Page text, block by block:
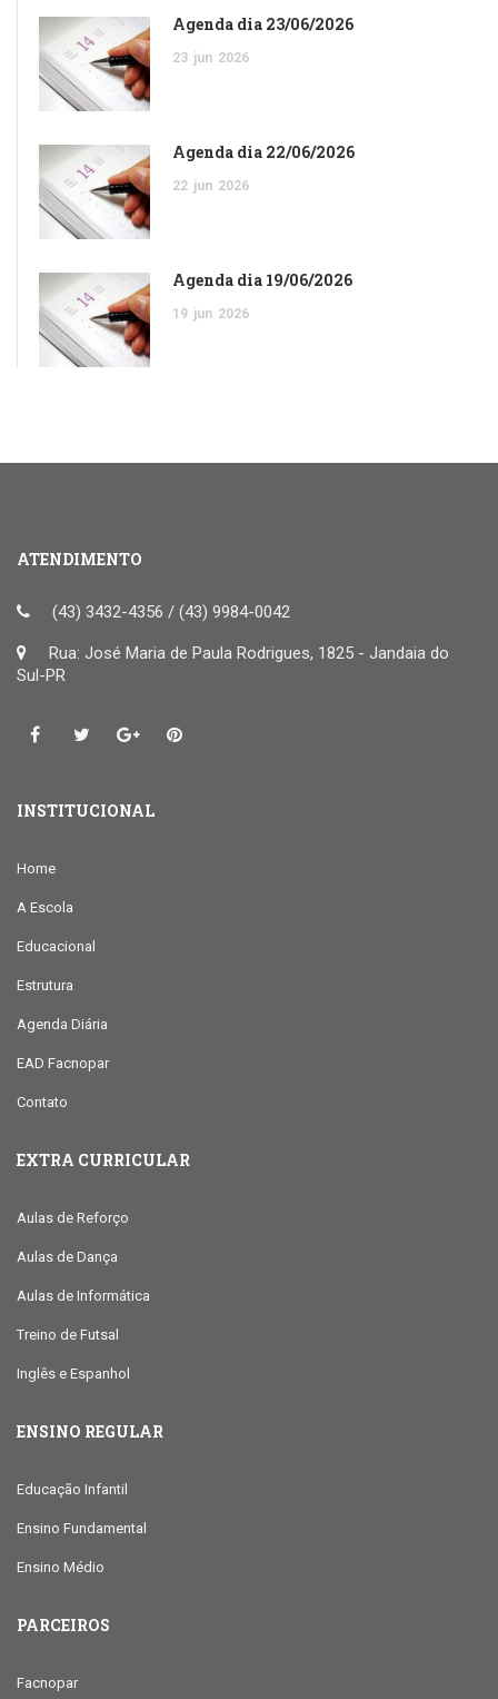
Agenda dia 23/06/2026
23 jun 2026
Agenda dia 22/06/2026
22 jun 2026
Agenda dia 19/06/2026
19 jun 2026
ATENDIMENTO
(43) 3432-4356 / (43) 9984-0042
Rua: José Maria de Paula Rodrigues, 1825 - Jandaia do
Sul-PR
INSTITUCIONAL
Home
A Escola
Educacional
Estrutura
Agenda Diária
EAD Facnopar
Contato
EXTRA CURRICULAR
Aulas de Reforço
Aulas de Dança
Aulas de Informática
Treino de Futsal
Inglês e Espanhol
ENSINO REGULAR
Educação Infantil
Ensino Fundamental
Ensino Médio
PARCEIROS
Facnopar